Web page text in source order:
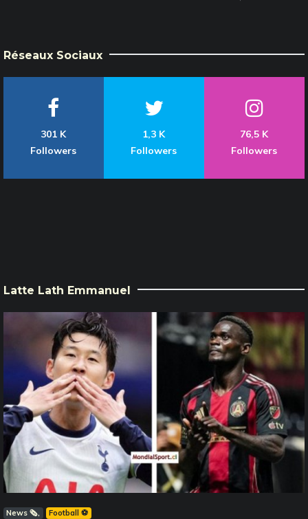
Réseaux Sociaux
301 K
Followers
1,3 K
Followers
76,5 K
Followers
Latte Lath Emmanuel
News 🗞️ Football ⚽️